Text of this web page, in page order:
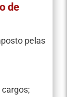
de
pelas